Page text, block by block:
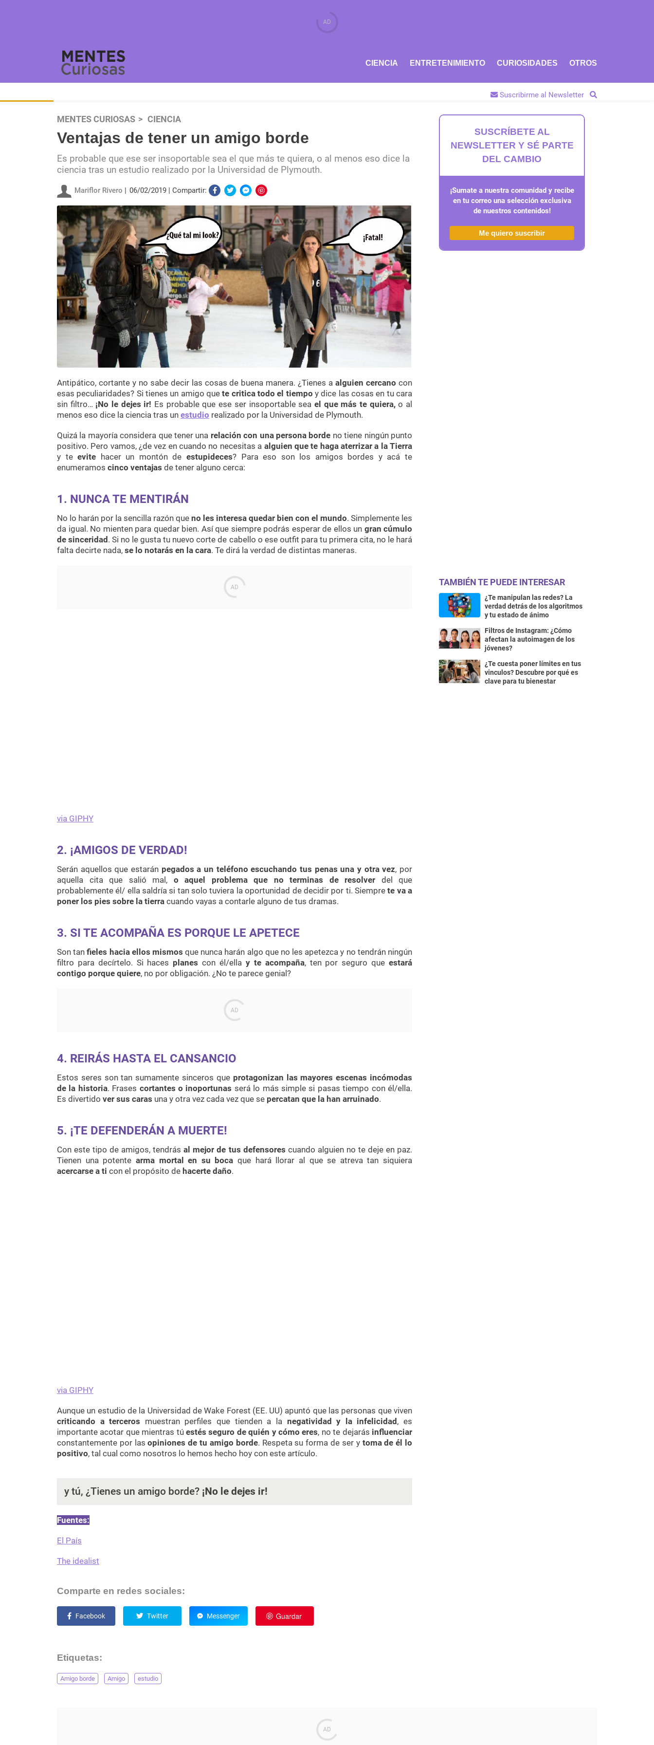
CIENCIA ENTRETENIMIENTO CURIOSIDADES OTROS
Suscribirme al Newsletter
MENTES CURIOSAS CIENCIA
Ventajas de tener un amigo borde
Es probable que ese ser insoportable sea el que más te quiera, o al menos eso dice la
ciencia tras un estudio realizado por la Universidad de Plymouth.
Mariflor Rivero 06/02/2019 Compartir:
Antipático, cortante y no sabe decir las cosas de buena manera. ¿Tienes aalguien cercano con
esas peculiaridades? Si tienes un amigo quete critica todo el tiempo y dice las cosas en tu cara
sin filtro… ¡No le dejes ir! Es probable que ese ser insoportable sea el que más te quiera,o al
menos eso dice la ciencia tras un estudio realizado por la Universidad de Plymouth.
Quizá la mayoría considera que tener una relación con una persona borde no tiene ningún punto
positivo. Pero vamos, ¿de vez en cuando no necesitas a alguien que te haga aterrizar a la Tierra
y teevite hacer un montón de estupideces? Para eso son los amigos bordes y acá te
enumeramos cinco ventajas de tener alguno cerca:
1. NUNCA TE MENTIRÁN
No lo harán por la sencilla razón que no les interesa quedar bien con el mundo. Simplemente les
da igual. No mienten para quedar bien. Así que siempre podrás esperar de ellos un gran cúmulo
de sinceridad. Si no le gusta tu nuevo corte de cabello o ese outfit para tu primera cita, no le hará
falta decirte nada, se lo notarás en la cara. Te dirá la verdad de distintas maneras.
via GIPHY
2. ¡AMIGOS DE VERDAD!
Serán aquellos que estarán pegados a un teléfono escuchando tus penas una y otra vez, por
aquella cita que salió mal, o aquel problema que no terminas de resolver del que
probablemente él/ ella saldría si tan solo tuviera la oportunidad de decidir por ti. Siemprete va a
poner los pies sobre la tierra cuando vayas a contarle alguno de tus dramas.
3. SI TE ACOMPAÑA ES PORQUE LE APETECE
Son tanfieles hacia ellos mismos que nunca harán algo que no les apetezca y no tendrán ningún
filtro para decírtelo. Si haces planes con él/ella y te acompaña, ten por seguro queestará
contigo porque quiere, no por obligación. ¿No te parece genial?
4. REIRÁS HASTA EL CANSANCIO
Estos seres son tan sumamente sinceros que protagonizan las mayores escenas incómodas
de la historia. Frases cortantes o inoportunas será lo más simple si pasas tiempo con él/ella.
Es divertido ver sus caras una y otra vez cada vez que se percatan que la han arruinado.
5. ¡TE DEFENDERÁN A MUERTE!
Con este tipo de amigos, tendrásal mejor de tus defensores cuando alguien no te deje en paz.
Tienen una potente arma mortal en su boca que hará llorar al que se atreva tan siquiera
acercarse a ti con el propósito de hacerte daño.
via GIPHY
Aunque un estudio de la Universidad de Wake Forest (EE. UU) apuntó que las personas que viven
criticando a terceros muestran perfiles que tienden a la negatividad y la infelicidad , es
importante acotar que mientras tú estés seguro de quién y cómo eres, no te dejarás influenciar
constantemente por lasopiniones de tu amigo borde. Respeta su forma de ser y toma de él lo
positivo, tal cual como nosotros lo hemos hecho hoy con este artículo.
y tú, ¿Tienes un amigo borde? ¡No le dejes ir!
Fuentes:
El País
The idealist
Comparte en redes sociales:
Facebook Twitter Messenger Guardar
Etiquetas:
Amigo borde Amigo estudio
SUSCRÍBETE AL
NEWSLETTER Y SÉ PARTE
DEL CAMBIO
¡Sumate a nuestra comunidad y recibe
en tu correo una selección exclusiva
de nuestros contenidos!
Me quiero suscribir
TAMBIÉN TE PUEDE INTERESAR
¿Te manipulan las redes? La
verdad detrás de los algoritmos
y tu estado de ánimo
Filtros de Instagram: ¿Cómo
afectan la autoimagen de los
jóvenes?
¿Te cuesta poner límites en tus
vinculos? Descubre por qué es
clave para tu bienestar